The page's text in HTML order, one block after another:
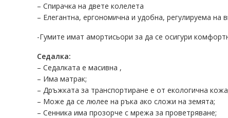
– Спирачка на двете колелета
– Елегантна, ергономична и удобна, регулируема
-Гумите имат амортисьори за да се осигури
Седалка:
– Седалката е масивна ,
– Има матрак;
– Дръжката за транспортиране е от екологична
– Може да се люлее на ръка ако сложи на земята;
– Сенника има прозорче с мрежа за проветряване;